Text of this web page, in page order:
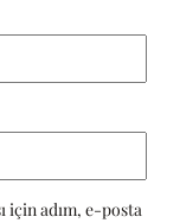
için adım, e-posta